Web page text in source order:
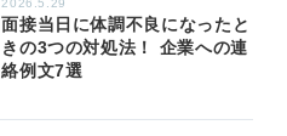
面接当日に体調不良になったと
きの3つの対処法！ 企業への連
絡例文7選